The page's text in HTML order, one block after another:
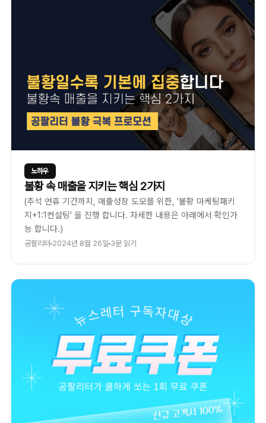
노하우
불황 속 매출을 지키는 핵심 2가지
(추석 연휴 기간까지, 매출성장 도모를 위한, '불황 마케팅패키
지+1:1컨설팅' 을 진행 합니다. 자세한 내용은 아래에서 확인가
능 합니다.)
공팔리터 2024년 8월 26일 3분 읽기